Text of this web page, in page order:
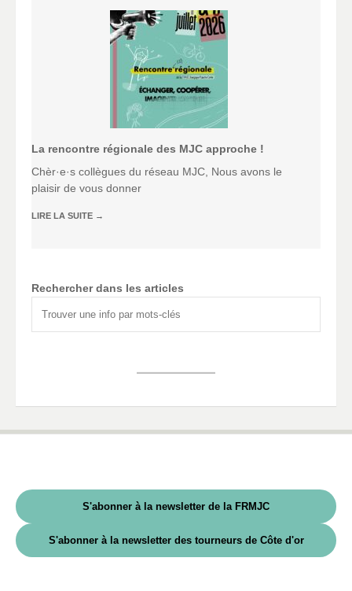
La rencontre régionale des MJC approche !
Chèr·e·s collègues du réseau MJC, Nous avons le
plaisir de vous donner
LIRE LA SUITE →
Rechercher dans les articles
S'abonner à la newsletter de la FRMJC
S'abonner à la newsletter des tourneurs de Côte d'or